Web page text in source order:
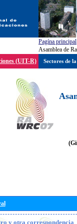
Pagína principal
Asamblea de
(UIT-R)
y otra correspondencia
Sectores de